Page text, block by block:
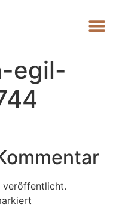
egil-
veröffentlicht.